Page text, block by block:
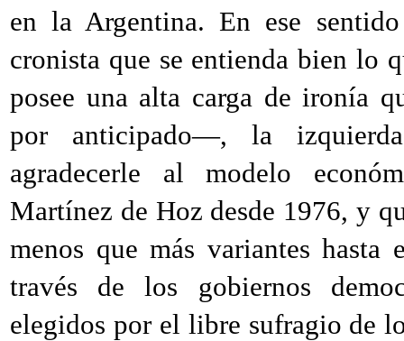
en la Argentina. En ese
cronista que se entienda bien lo
posee una alta carga de ironía
por anticipado—, la
agradecerle al modelo
Martínez de Hoz desde 1976, y
menos que más variantes hasta
través de los gobiernos
elegidos por el libre sufragio de